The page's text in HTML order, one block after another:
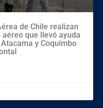
de Chile realizan
que llevó ayuda
y Coquimbo